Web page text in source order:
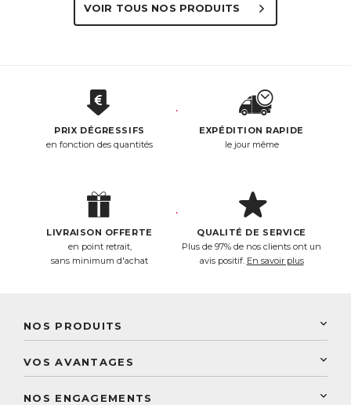
VOIR TOUS NOS PRODUITS
PRIX DÉGRESSIFS
en fonction des quantités
EXPÉDITION RAPIDE
le jour même
LIVRAISON OFFERTE
en point retrait,
sans minimum d'achat
QUALITÉ DE SERVICE
Plus de 97% de nos clients ont un
avis positif. En savoir plus
NOS PRODUITS
Laboratoire Landais
VOS AVANTAGES
NOS ENGAGEMENTS